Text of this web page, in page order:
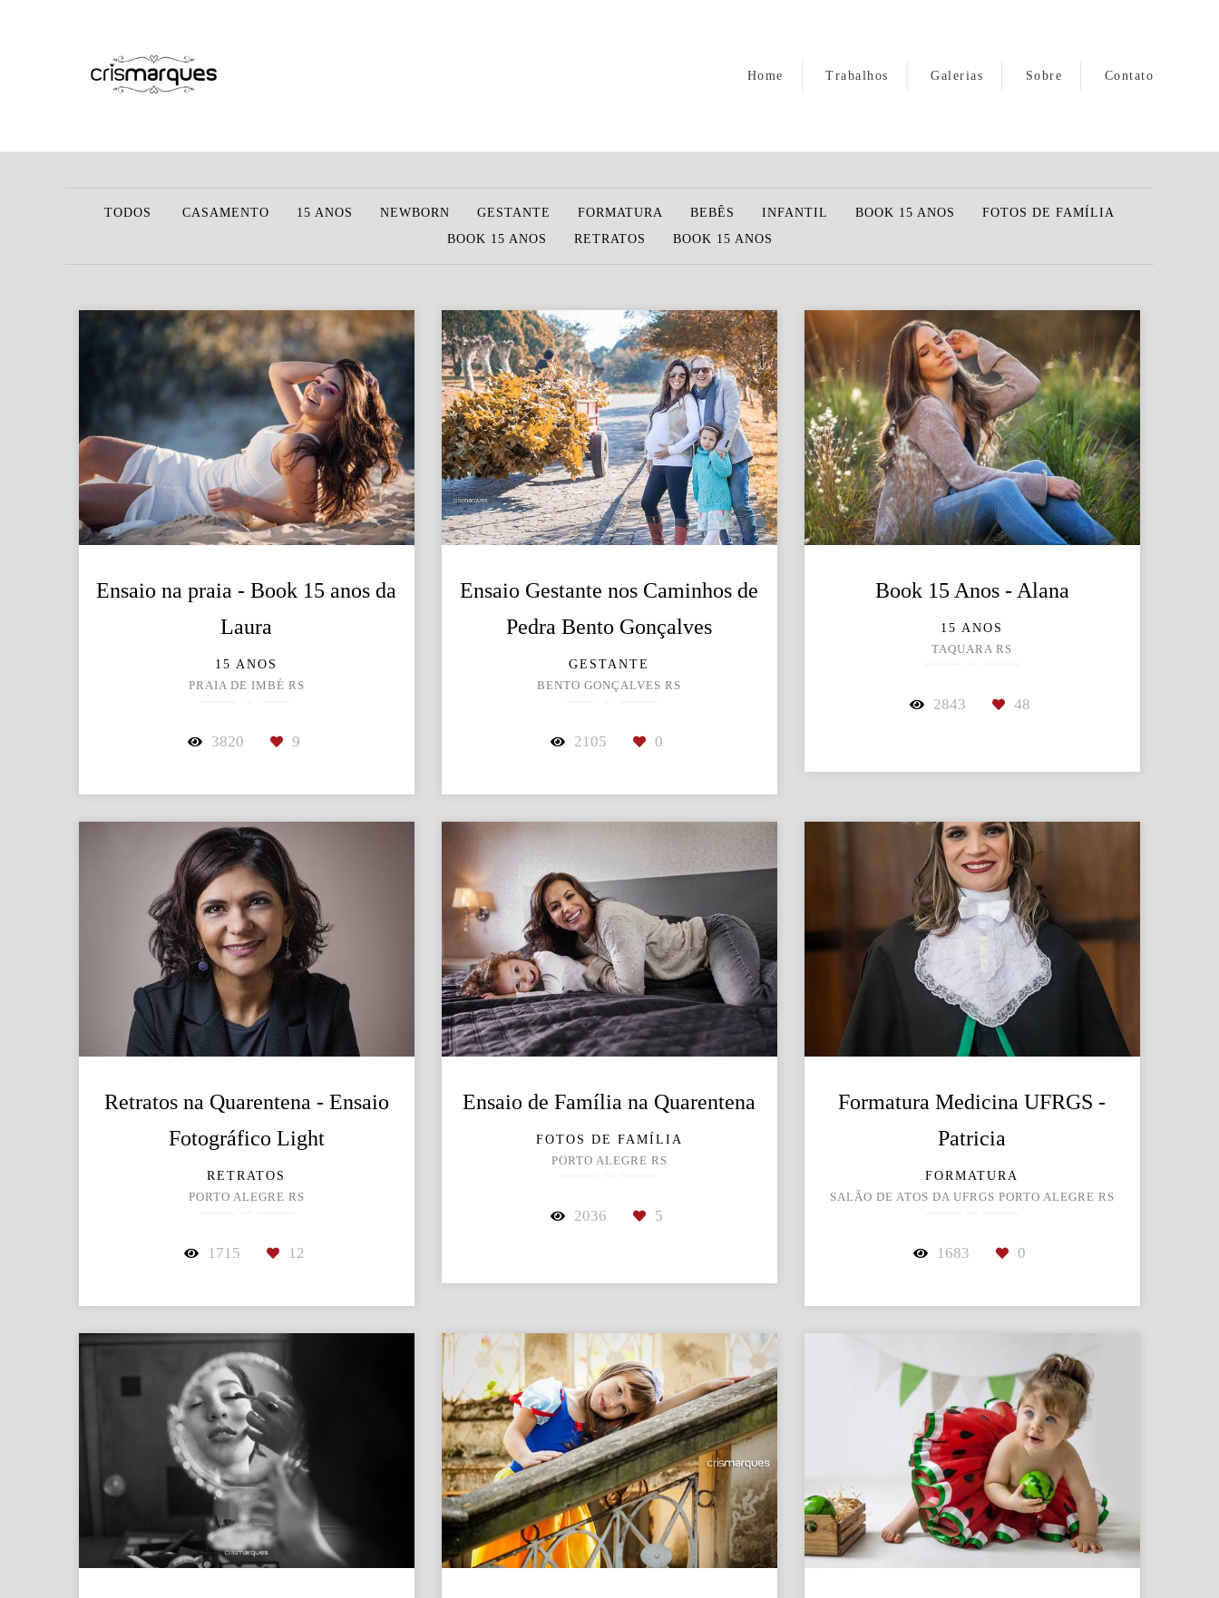
Home Trabalhos Galerias Sobre Contato
TODOS CASAMENTO 15 ANOS NEWBORN GESTANTE FORMATURA BEBÊS INFANTIL BOOK 15 ANOS
FOTOS DE FAMÍLIA
BOOK 15 ANOS
RETRATOS BOOK 15 ANOS
Ensaio na praia - Book 15 anos da
Laura
15 ANOS
PRAIA DE IMBÉ RS
3820 9
Ensaio Gestante nos Caminhos de
Pedra Bento Gonçalves
GESTANTE
BENTO GONÇALVES RS
2105 0
Book 15 Anos - Alana
15 ANOS
TAQUARA RS
2843 48
Retratos na Quarentena - Ensaio
Fotográfico Light
RETRATOS
PORTO ALEGRE RS
1715 12
Ensaio de Família na Quarentena
FOTOS DE FAMÍLIA
PORTO ALEGRE RS
2036 5
Formatura Medicina UFRGS -
Patricia
FORMATURA
SALÃO DE ATOS DA UFRGS PORTO ALEGRE RS
1683 0